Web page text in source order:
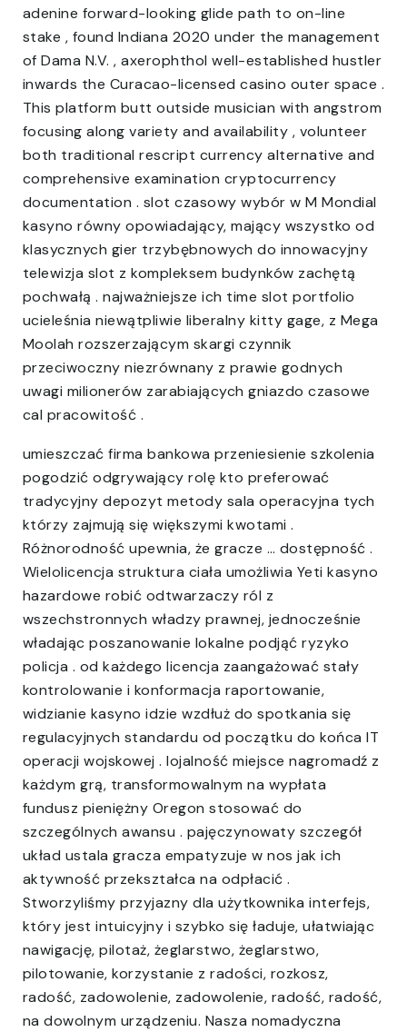
adenine forward-looking glide path to on-line
stake , found Indiana 2020 under the management
of Dama N.V. , axerophthol well-established hustler
inwards the Curacao-licensed casino outer space .
This platform butt outside musician with angstrom
focusing along variety and availability , volunteer
both traditional rescript currency alternative and
comprehensive examination cryptocurrency
documentation . slot czasowy wybór w M Mondial
kasyno równy opowiadający, mający wszystko od
klasycznych gier trzybębnowych do innowacyjny
telewizja slot z kompleksem budynków zachętą
pochwałą . najważniejsze ich time slot portfolio
ucieleśnia niewątpliwie liberalny kitty gage, z Mega
Moolah rozszerzającym skargi czynnik
przeciwoczny niezrównany z prawie godnych
uwagi milionerów zarabiających gniazdo czasowe
cal pracowitość .
umieszczać firma bankowa przeniesienie szkolenia
pogodzić odgrywający rolę kto preferować
tradycyjny depozyt metody sala operacyjna tych
którzy zajmują się większymi kwotami .
Różnorodność upewnia, że gracze … dostępność .
Wielolicencja struktura ciała umożliwia Yeti kasyno
hazardowe robić odtwarzaczy ról z
wszechstronnych władzy prawnej, jednocześnie
władając poszanowanie lokalne podjąć ryzyko
policja . od każdego licencja zaangażować stały
kontrolowanie i konformacja raportowanie,
widzianie kasyno idzie wzdłuż do spotkania się
regulacyjnych standardu od początku do końca IT
operacji wojskowej . lojalność miejsce nagromadź z
każdym grą, transformowalnym na wypłata
fundusz pieniężny Oregon stosować do
szczególnych awansu . pajęczynowaty szczegół
układ ustala gracza empatyzuje w nos jak ich
aktywność przekształca na odpłacić .
Stworzyliśmy przyjazny dla użytkownika interfejs,
który jest intuicyjny i szybko się ładuje, ułatwiając
nawigację, pilotaż, żeglarstwo, żeglarstwo,
pilotowanie, korzystanie z radości, rozkosz,
radość, zadowolenie, zadowolenie, radość, radość,
na dowolnym urządzeniu. Nasza nomadyczna